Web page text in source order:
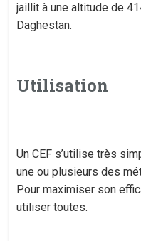
jaillit à une altitude de
Daghestan.
Utilisation
Un CEF s’utilise très
une ou plusieurs des
Pour maximiser son
utiliser toutes.